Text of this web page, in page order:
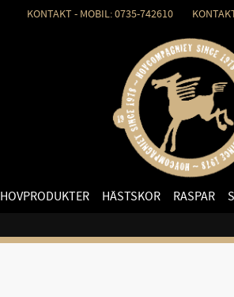
KONTAKT - MOBIL: 0735-742610 KONTAKT
HOVPRODUKTER HÄSTSKOR RASPAR